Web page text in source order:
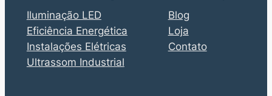
Iluminação LED
Eficiência Energética
Instalações Elétricas
Ultrassom Industrial
Blog
Loja
Contato